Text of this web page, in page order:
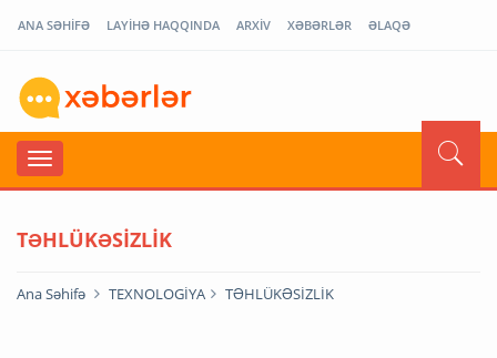
ANA SƏHİFƏ LAYİHƏ HAQQINDA ARXİV XƏBƏRLƏR ƏLAQƏ
TƏHLÜKƏSİZLİK
Ana Səhifə TEXNOLOGİYA TƏHLÜKƏSİZLİK